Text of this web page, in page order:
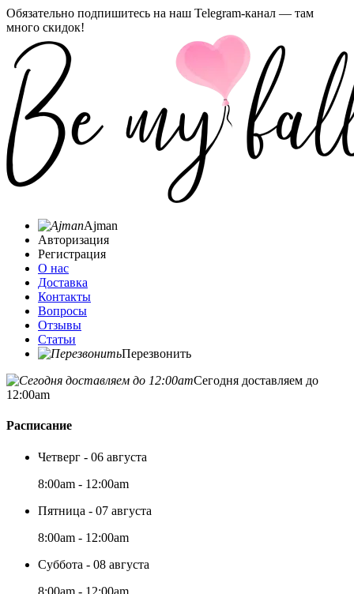
Обязательно подпишитесь на наш Telegram-канал — там
много скидок!
Ajman
Авторизация
Регистрация
О нас
Доставка
Контакты
Вопросы
Отзывы
Статьи
Перезвонить
Сегодня доставляем до
12:00am
Расписание
Четверг - 06 августа
8:00am - 12:00am
Пятница - 07 августа
8:00am - 12:00am
Суббота - 08 августа
8:00am - 12:00am